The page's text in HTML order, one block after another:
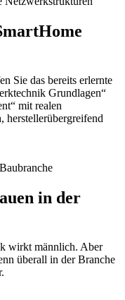
Sie das bereits erlernte
Grundlagen“
mit realen
herstellerübergreifend
in der
wirkt männlich. Aber
überall in der Branche